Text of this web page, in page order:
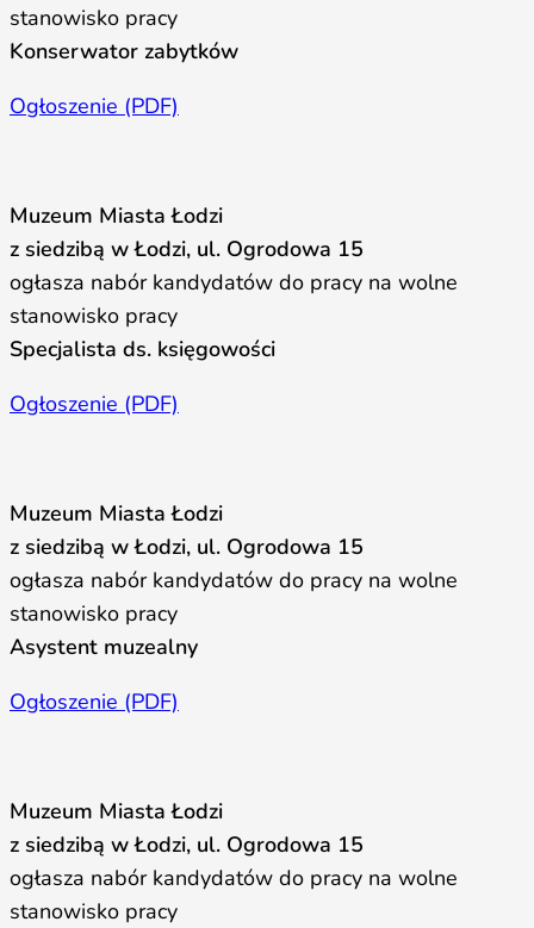
stanowisko pracy
Konserwator zabytków
Ogłoszenie (PDF)
Muzeum Miasta Łodzi
z siedzibą w Łodzi, ul. Ogrodowa 15
ogłasza nabór kandydatów do pracy na wolne
stanowisko pracy
Specjalista ds. księgowości
Ogłoszenie (PDF)
Muzeum Miasta Łodzi
z siedzibą w Łodzi, ul. Ogrodowa 15
ogłasza nabór kandydatów do pracy na wolne
stanowisko pracy
Asystent muzealny
Ogłoszenie (PDF)
Muzeum Miasta Łodzi
z siedzibą w Łodzi, ul. Ogrodowa 15
ogłasza nabór kandydatów do pracy na wolne
stanowisko pracy